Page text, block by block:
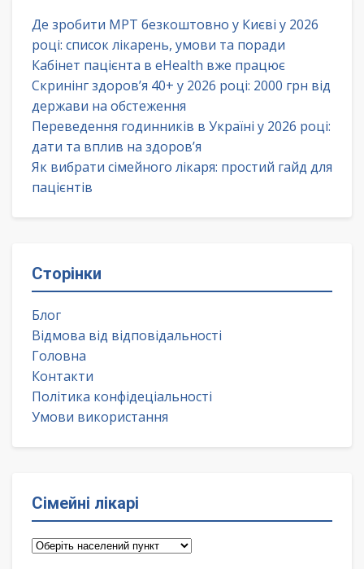
Де зробити МРТ безкоштовно у Києві у 2026
році: список лікарень, умови та поради
Кабінет пацієнта в eHealth вже працює
Скринінг здоров’я 40+ у 2026 році: 2000 грн від
держави на обстеження
Переведення годинників в Україні у 2026 році:
дати та вплив на здоров’я
Як вибрати сімейного лікаря: простий гайд для
пацієнтів
Сторінки
Блог
Відмова від відповідальності
Головна
Контакти
Політика конфідеціальності
Умови використання
Сімейні лікарі
Сімейні